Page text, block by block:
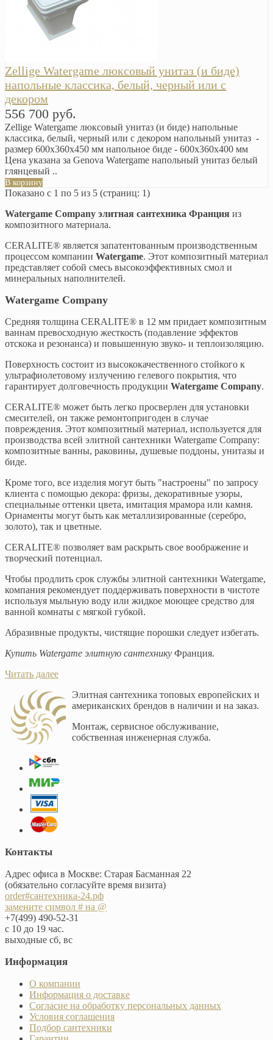
Zellige Watergame люксовый унитаз (и биде)
напольные классика, белый, черный или с
декором
556 700 руб.
Zellige Watergame люксовый унитаз (и биде) напольные
классика, белый, черный или с декором напольный унитаз -
размер 600x360x450 мм напольное биде - 600x360x400 мм
Цена указана за Genova Watergame напольный унитаз белый
глянцевый ..
В корзину
Показано с 1 по 5 из 5 (страниц: 1)
Watergame Company элитная сантехника Франция из
композитного материала.
CERALITE® является запатентованным производственным
процессом компании Watergame. Этот композитный материал
представляет собой смесь высокоэффективных смол и
минеральных наполнителей.
Watergame Company
Средняя толщина CERALITE® в 12 мм придает композитным
ваннам превосходную жесткость (подавление эффектов
отскока и резонанса) и повышенную звуко- и теплоизоляцию.
Поверхность состоит из высококачественного стойкого к
ультрафиолетовому излучению гелевого покрытия, что
гарантирует долговечность продукции Watergame Company.
CERALITE® может быть легко просверлен для установки
смесителей, он также ремонтопригоден в случае
повреждения. Этот композитный материал, используется для
производства всей элитной сантехники Watergame Company:
композитные ванны, раковины, душевые поддоны, унитазы и
биде.
Кроме того, все изделия могут быть "настроены" по запросу
клиента с помощью декора: фризы, декоративные узоры,
специальные оттенки цвета, имитация мрамора или камня.
Орнаменты могут быть как металлизированные (серебро,
золото), так и цветные.
CERALITE® позволяет вам раскрыть свое воображение и
творческий потенциал.
Чтобы продлить срок службы элитной сантехники Watergame,
компания рекомендует поддерживать поверхности в чистоте
используя мыльную воду или жидкое моющее средство для
ванной комнаты с мягкой губкой.
Абразивные продукты, чистящие порошки следует избегать.
Купить Watergame элитную сантехнику Франция.
Читать далее
Элитная сантехника топовых европейских и
американских брендов в наличии и на заказ.
Монтаж, сервисное обслуживание,
собственная инженерная служба.
Контакты
Адрес офиса в Москве: Старая Басманная 22
(обязательно согласуйте время визита)
order#сантехника-24.рф
замените символ # на @
+7(499) 490-52-31
с 10 до 19 час.
выходные сб, вс
Информация
О компании
Информация о доставке
Согласие на обработку персональных данных
Условия соглашения
Подбор сантехники